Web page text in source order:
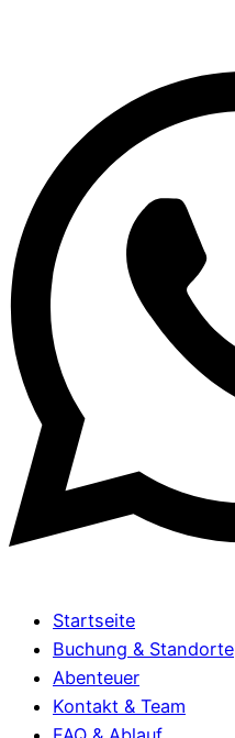
Startseite
Buchung & Standorte
Abenteuer
Kontakt & Team